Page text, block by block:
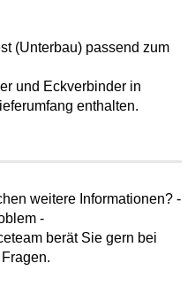
(Unterbau) passend zum
und Eckverbinder in
enthalten.
weitere Informationen? -
-
berät Sie gern bei